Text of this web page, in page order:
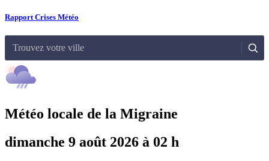
Rapport Crises Météo
Trouvez votre ville
Météo locale de la Migraine
dimanche 9 août 2026 à 02 h